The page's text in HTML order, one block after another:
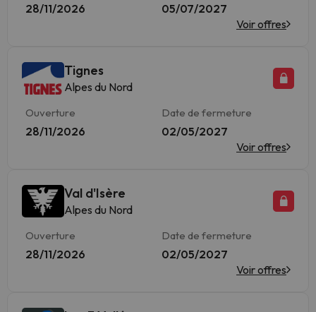
28/11/2026
05/07/2027
Voir offres
Tignes
Alpes du Nord
Ouverture
28/11/2026
Date de fermeture
02/05/2027
Voir offres
Val d'Isère
Alpes du Nord
Ouverture
28/11/2026
Date de fermeture
02/05/2027
Voir offres